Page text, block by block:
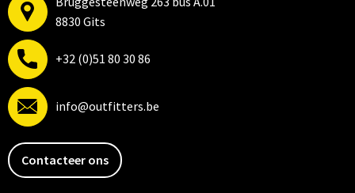
8830 Gits
+32 (0)51 80 30 86
info@outfitters.be
Contacteer ons